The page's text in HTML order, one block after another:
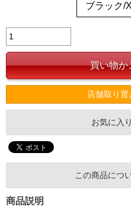
店舗取り
お気に入
この商品につ
商品説明